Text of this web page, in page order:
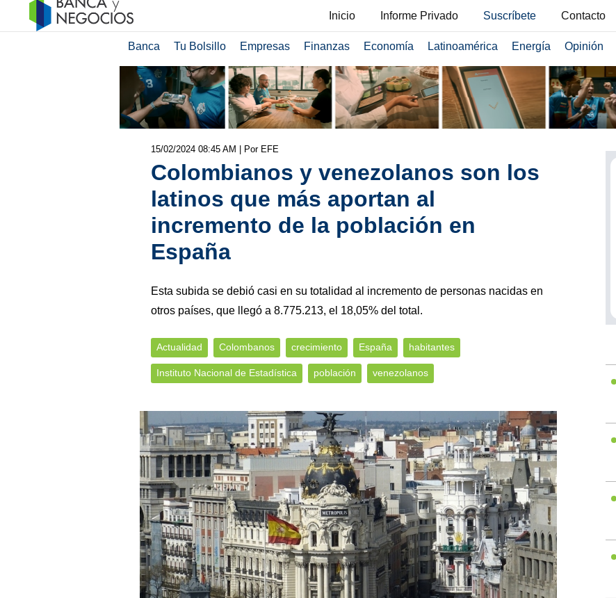
Inicio Informe Privado Suscríbete Contacto
Banca Tu Bolsillo Empresas Finanzas Economía Latinoamérica Energía Opinión
15/02/2024 08:45 AM | Por EFE
Colombianos y venezolanos son los
latinos que más aportan al
incremento de la población en
España
Esta subida se debió casi en su totalidad al incremento de personas nacidas en
otros países, que llegó a 8.775.213, el 18,05% del total.
Actualidad Colombanos crecimiento España habitantes
Instituto Nacional de Estadística población venezolanos